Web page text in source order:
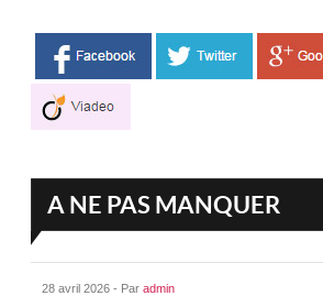
A NE PAS MANQUER
28 avril 2026 - Paradmin